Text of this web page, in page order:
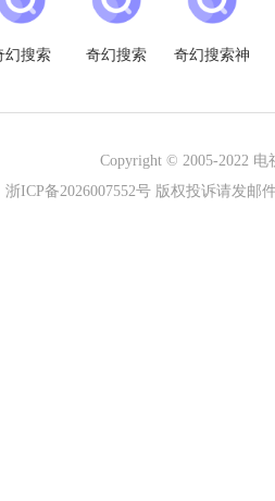
幻搜索 奇幻搜索 奇幻搜索神
Copyright © 2005-2022 电
浙ICP备2026007552号 版权投诉请发邮